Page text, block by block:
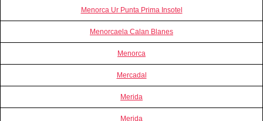
Menorca Ur Punta Prima Insotel
Menorcaela Calan Blanes
Menorca
Mercadal
Merida
Merida